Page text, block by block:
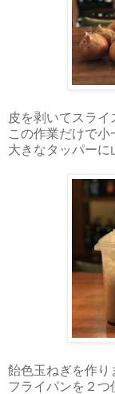
皮を剥いてスライ
この作業だけで小
大きなタッパーに
飴色玉ねぎを作り
フライパンを２つ